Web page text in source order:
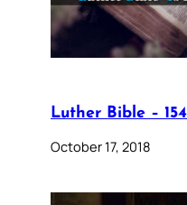
Luther Bible –
October 17, 2018